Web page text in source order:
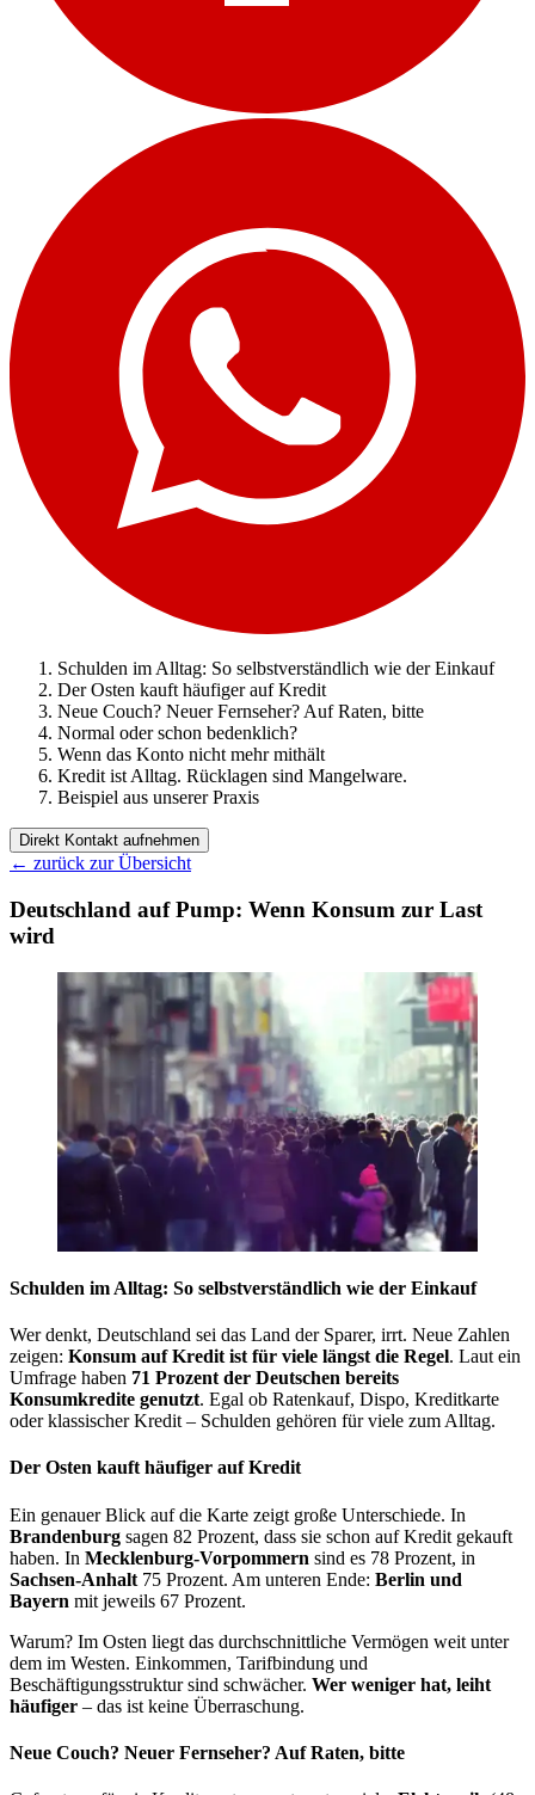
Schulden im Alltag: So selbstverständlich wie der Einkauf
Der Osten kauft häufiger auf Kredit
Neue Couch? Neuer Fernseher? Auf Raten, bitte
Normal oder schon bedenklich?
Wenn das Konto nicht mehr mithält
Kredit ist Alltag. Rücklagen sind Mangelware.
Beispiel aus unserer Praxis
Direkt Kontakt aufnehmen
← zurück zur Übersicht
Deutschland auf Pump: Wenn Konsum zur Last
wird
Schulden im Alltag: So selbstverständlich wie der Einkauf
Wer denkt, Deutschland sei das Land der Sparer, irrt. Neue Zahlen
zeigen: Konsum auf Kredit ist für viele längst die Regel. Laut ein
Umfrage haben 71 Prozent der Deutschen bereits
Konsumkredite genutzt. Egal ob Ratenkauf, Dispo, Kreditkarte
oder klassischer Kredit – Schulden gehören für viele zum Alltag.
Der Osten kauft häufiger auf Kredit
Ein genauer Blick auf die Karte zeigt große Unterschiede. In
Brandenburg sagen 82 Prozent, dass sie schon auf Kredit gekauft
haben. In Mecklenburg-Vorpommern sind es 78 Prozent, in
Sachsen-Anhalt 75 Prozent. Am unteren Ende: Berlin und
Bayern mit jeweils 67 Prozent.
Warum? Im Osten liegt das durchschnittliche Vermögen weit unter
dem im Westen. Einkommen, Tarifbindung und
Beschäftigungsstruktur sind schwächer. Wer weniger hat, leiht
häufiger – das ist keine Überraschung.
Neue Couch? Neuer Fernseher? Auf Raten, bitte